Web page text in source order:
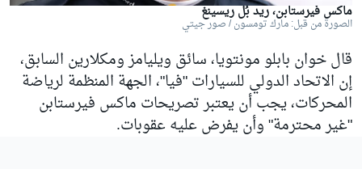
ماكس فيرستابن، ريد بُل ريسينغ
الصورة من قبل: مارك تومسون / صور جيتي
قال خوان بابلو مونتويا، سائق ويليامز ومكلارين السابق،
إن الاتحاد الدولي للسيارات "فيا"، الجهة المنظمة لرياضة
المحركات، يجب أن يعتبر تصريحات ماكس فيرستابن
"غير محترمة" وأن يفرض عليه عقوبات.